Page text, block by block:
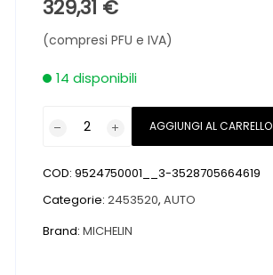
329,31 €
(compresi PFU e IVA)
14 disponibili
PILOT
ALPIN
AGGIUNGI AL CARRELLO
COD:9524750001__3-3528705664619
Categorie:2453520,AUTO
Brand:MICHELIN